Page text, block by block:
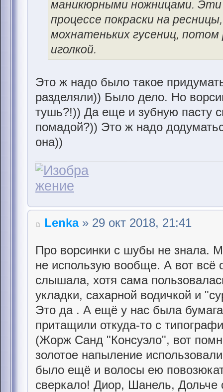
маникюрными ножницами. Эти
процессе покраски на
мохнатеньких гусениц, потом
иголкой.
Это ж надо было такое
разделяли)) Было дело. Но
тушь?!)) Да еще и зубную пасту
помадой?)) Это ж надо
она))
Lenka» 29 окт 2018, 21:41
Про ворсинки с шубы не знала.
не использую вообще. А вот всё
слышала, хотя сама
укладки, сахарной водичкой и
Это да . А ещё у нас была
притащили откуда-то с
(Жорж Санд "Консуэло", вот
золотое напыление
было ещё и волосы ею
сверкало! Диор, Шанель, Дольче